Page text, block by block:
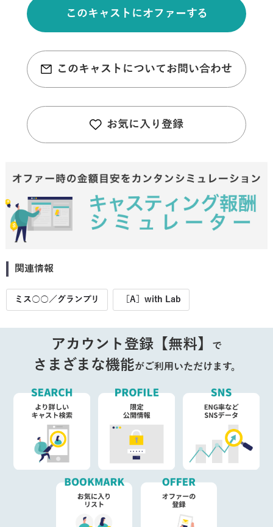
このキャストにオファーする
このキャストについてお問い合わせ
お気に入り登録
関連情報
ミス○○／グランプリ ［A］with Lab
アカウント登録【無料】 で
さまざまな機能がご利用いただけます。